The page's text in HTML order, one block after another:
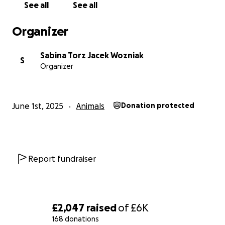
£2,047 raisedof£6K
168 donations
Nazywam się Sabina i razem z moim partnerem Jackiem
See all See all
Organizer
S
Sabina Torz Jacek Wozniak
Organizer
June 1st, 2025 Animals Donation protected
Report fundraiser